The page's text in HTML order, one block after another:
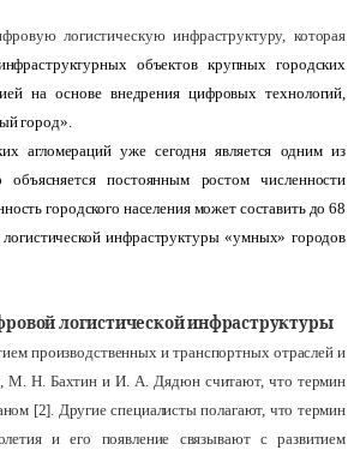
логистическую инфраструктуру, которая
объектов крупных городских
на основе внедрения цифровых технологий,
город».
агломераций уже сегодня является одним из
постоянным ростом численности
городского населения может составить до 68
инфраструктуры «умных» городов
логистической инфраструктуры
производственных и транспортных отраслей и
М. Н. Бахтин и И. А. Дядюн считают, что термин
[2]. Другие специалисты полагают, что термин
и его появление связывают с развитием